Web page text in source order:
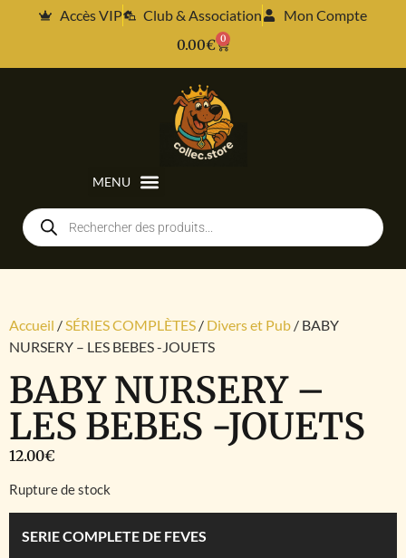
Accès VIP Club & Association
Mon Compte
0.00€ 0
Accueil /SÉRIES COMPLÈTES / Divers et Pub / BABY
NURSERY – LES BEBES -JOUETS
BABY NURSERY –
LES BEBES -JOUETS
12.00€
Rupture de stock
SERIE COMPLETE DE FEVES